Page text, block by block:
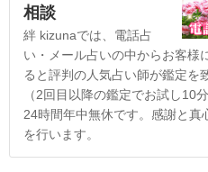
相談
絆 kizunaでは、電話占
い・メール占いの中からお客様
ると評判の人気占い師が鑑定を
（2回目以降の鑑定でお試し10
24時間年中無休です。感謝と真
を行います。